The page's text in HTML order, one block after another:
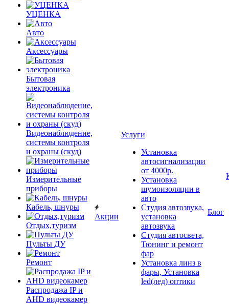
УЦЕНКА
Авто
Аксессуары
Бытовая
электроника
Видеонаблюдение,
системы контроля
и охраны (скуд)
Измерительные
приборы
Кабель, шнуры
Отдых,туризм
Пульты ДУ
Ремонт
Распродажа IP и
AHD видеокамер
Акции
Услуги
Установка
автосигнализации
от 4000р.
Установка
шумоизоляции в
авто
Студия автозвука,
установка
автозвука
Студия автосвета,
Тюнинг и ремонт
фар
Установка линз в
фары, Установка
led(лед) оптики
Блог